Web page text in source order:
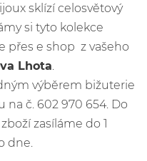
sklízí celosvětový
si tyto kolekce
přes e shop z vašeho
Lhota
výběrem bižuterie
č. 602 970 654. Do
zboží zasíláme do 1
dne.